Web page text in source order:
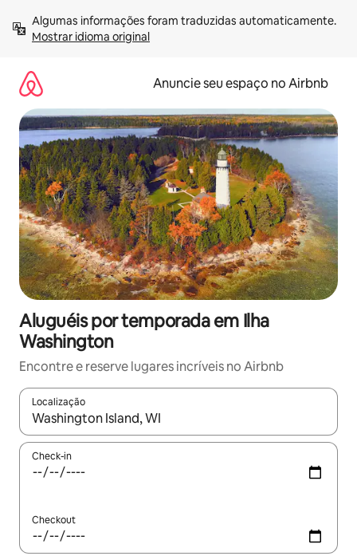
para
Mostrar idioma original
Anuncie seu espaço no Airbnb
Aluguéis por temporada em Ilha
Washington
Encontre e reserve lugares incríveis no Airbnb
Localização
Quando os resultados estiverem disponíveis, explore-os
Check-in
Checkout